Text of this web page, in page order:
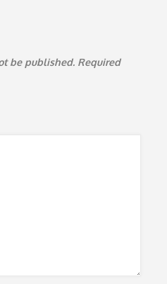
be published. Required